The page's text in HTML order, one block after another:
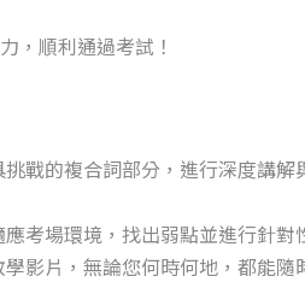
，順利通過考試！
戰的複合詞部分，進行深度講
考場環境，找出弱點並進行針
影片，無論您何時何地，都能隨